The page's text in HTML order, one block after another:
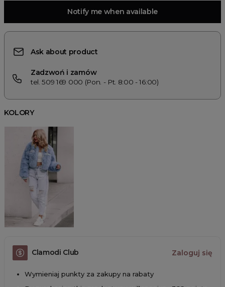
Notify me when available
Ask about product
Zadzwoń i zamów
tel. 509 169 000 (Pon. - Pt. 8:00 - 16:00)
KOLORY
Clamodi Club Zaloguj się
Wymieniaj punkty za zakupy na rabaty